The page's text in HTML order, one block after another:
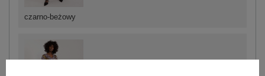
czarno-beżowy